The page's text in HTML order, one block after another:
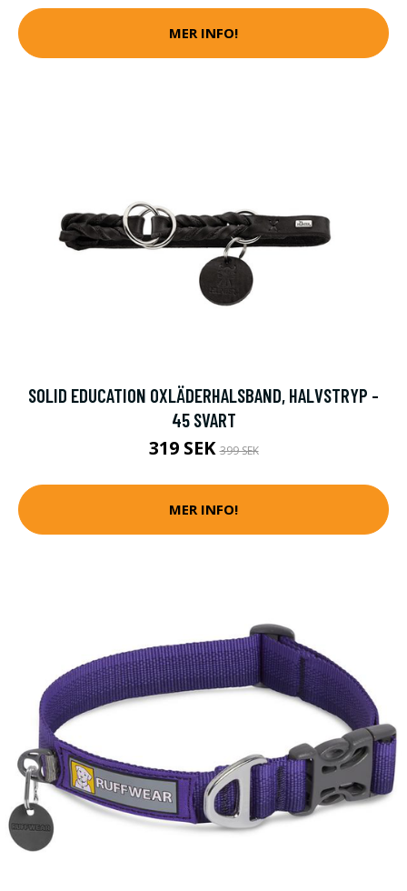
MER INFO!
SOLID EDUCATION OXLÄDERHALSBAND, HALVSTRYP -
45 SVART
319 SEK399 SEK
MER INFO!